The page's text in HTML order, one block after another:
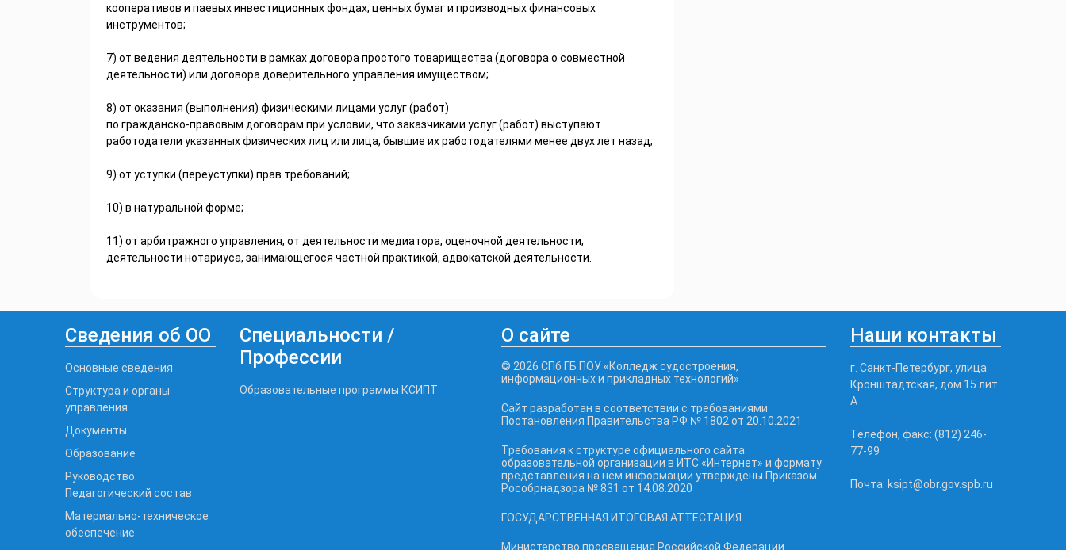
кооперативов и паевых инвестиционных фондах, ценных бумаг и производных финансовых
инструментов;
7) от ведения деятельности в рамках договора простого товарищества (договора о совместной
деятельности) или договора доверительного управления имуществом;
8) от оказания (выполнения) физическими лицами услуг (работ)
по гражданско-правовым договорам при условии, что заказчиками услуг (работ) выступают
работодатели указанных физических лиц или лица, бывшие их работодателями менее двух лет назад;
9) от уступки (переуступки) прав требований;
10) в натуральной форме;
11) от арбитражного управления, от деятельности медиатора, оценочной деятельности,
деятельности нотариуса, занимающегося частной практикой, адвокатской деятельности.
Сведения об ОО
Основные сведения
Структура и органы
управления
Документы
Образование
Руководство.
Педагогический состав
Материально-техническое
обеспечение
Специальности /
Профессии
Образовательные программы КСИПТ
О сайте
© 2026 СПб ГБ ПОУ «Колледж судостроения,
информационных и прикладных технологий»
Сайт разработан в соответствии с требованиями
Постановления Правительства РФ № 1802 от 20.10.2021
Требования к структуре официального сайта
образовательной организации в ИТС «Интернет» и формату
представления на нем информации утверждены Приказом
Рособрнадзора № 831 от 14.08.2020
ГОСУДАРСТВЕННАЯ ИТОГОВАЯ АТТЕСТАЦИЯ
Министерство просвещения Российской Федерации
Наши контакты
г. Санкт-Петербург, улица
Кронштадтская, дом 15 лит.
А
Телефон, факс: (812) 246-
77-99
Почта: ksipt@obr.gov.spb.ru